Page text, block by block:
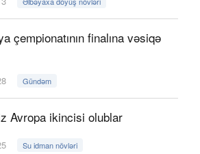
çempionatının finalına vəsiqə
Gündəm
Avropa ikincisi olublar
Su idman növləri